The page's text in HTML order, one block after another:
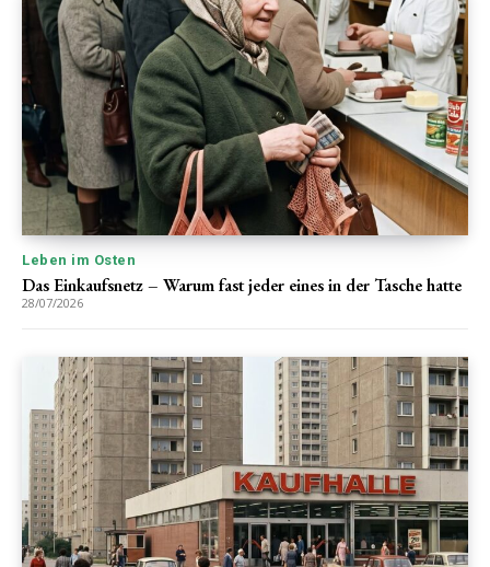
Leben im Osten
Das Einkaufsnetz – Warum fast jeder eines in der Tasche hatte
28/07/2026